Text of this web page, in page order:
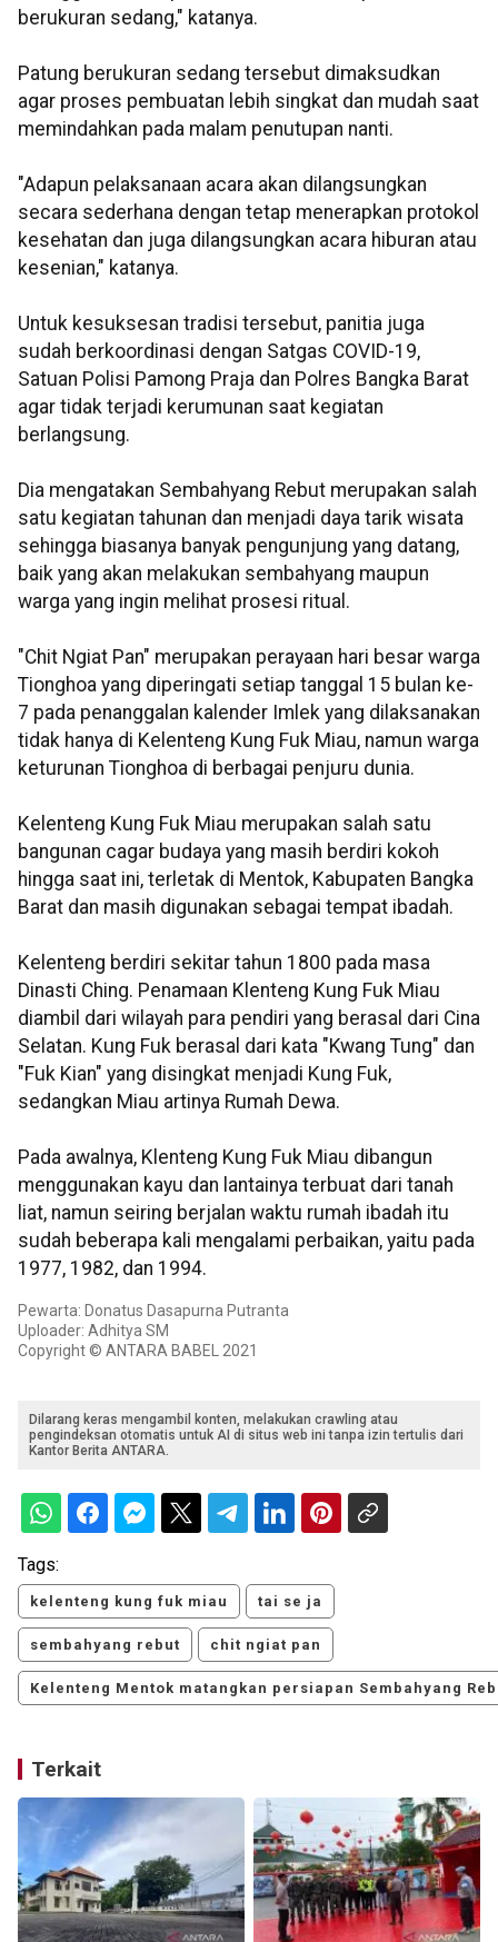
berukuran sedang," katanya.
Patung berukuran sedang tersebut dimaksudkan
agar proses pembuatan lebih singkat dan mudah saat
memindahkan pada malam penutupan nanti.
"Adapun pelaksanaan acara akan dilangsungkan
secara sederhana dengan tetap menerapkan protokol
kesehatan dan juga dilangsungkan acara hiburan atau
kesenian," katanya.
Untuk kesuksesan tradisi tersebut, panitia juga
sudah berkoordinasi dengan Satgas COVID-19,
Satuan Polisi Pamong Praja dan Polres Bangka Barat
agar tidak terjadi kerumunan saat kegiatan
berlangsung.
Dia mengatakan Sembahyang Rebut merupakan salah
satu kegiatan tahunan dan menjadi daya tarik wisata
sehingga biasanya banyak pengunjung yang datang,
baik yang akan melakukan sembahyang maupun
warga yang ingin melihat prosesi ritual.
"Chit Ngiat Pan" merupakan perayaan hari besar warga
Tionghoa yang diperingati setiap tanggal 15 bulan ke-
7 pada penanggalan kalender Imlek yang dilaksanakan
tidak hanya di Kelenteng Kung Fuk Miau, namun warga
keturunan Tionghoa di berbagai penjuru dunia.
Kelenteng Kung Fuk Miau merupakan salah satu
bangunan cagar budaya yang masih berdiri kokoh
hingga saat ini, terletak di Mentok, Kabupaten Bangka
Barat dan masih digunakan sebagai tempat ibadah.
Kelenteng berdiri sekitar tahun 1800 pada masa
Dinasti Ching. Penamaan Klenteng Kung Fuk Miau
diambil dari wilayah para pendiri yang berasal dari Cina
Selatan. Kung Fuk berasal dari kata "Kwang Tung" dan
"Fuk Kian" yang disingkat menjadi Kung Fuk,
sedangkan Miau artinya Rumah Dewa.
Pada awalnya, Klenteng Kung Fuk Miau dibangun
menggunakan kayu dan lantainya terbuat dari tanah
liat, namun seiring berjalan waktu rumah ibadah itu
sudah beberapa kali mengalami perbaikan, yaitu pada
1977, 1982, dan 1994.
Pewarta: Donatus Dasapurna Putranta
Uploader: Adhitya SM
Copyright © ANTARA BABEL 2021
Dilarang keras mengambil konten, melakukan crawling atau
pengindeksan otomatis untuk AI di situs web ini tanpa izin tertulis dari
Kantor Berita ANTARA.
Tags:
kelenteng kung fuk miau tai se ja
sembahyang rebut chit ngiat pan
Kelenteng Mentok matangkan persiapan Sembahyang
Terkait